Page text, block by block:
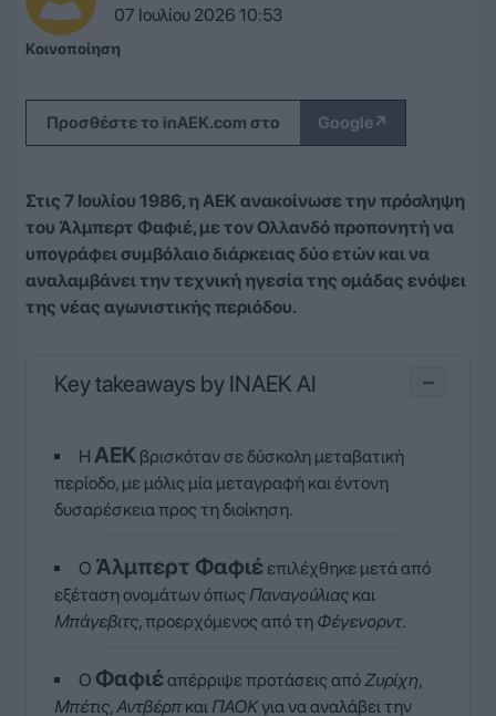
07 Ιουλίου 2026 10:53
Κοινοποίηση
Προσθέστε το inAEK.com στο Google↗
Στις 7 Ιουλίου 1986, η ΑΕΚ ανακοίνωσε την πρόσληψη
του Άλμπερτ Φαφιέ, με τον Ολλανδό προπονητή να
υπογράφει συμβόλαιο διάρκειας δύο ετών και να
αναλαμβάνει την τεχνική ηγεσία της ομάδας ενόψει
της νέας αγωνιστικής περιόδου.
Key takeaways by INAEK AI −
Η ΑΕΚ βρισκόταν σε δύσκολη μεταβατική
περίοδο, με μόλις μία μεταγραφή και έντονη
δυσαρέσκεια προς τη διοίκηση.
Ο Άλμπερτ Φαφιέ επιλέχθηκε μετά από
εξέταση ονομάτων όπως Παναγούλιας και
Μπάγεβιτς, προερχόμενος από τη Φέγενορντ.
Ο Φαφιέαπέρριψε προτάσεις απόΖυρίχη,
Μπέτις,Αντβέρπ και ΠΑΟΚγια να αναλάβει την